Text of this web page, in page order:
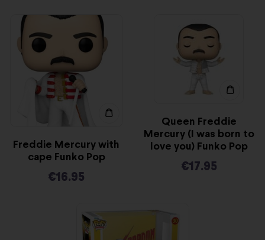
Freddie Mercury with
cape Funko Pop
€16.95
Queen Freddie
Mercury (I was born to
love you) Funko Pop
€17.95